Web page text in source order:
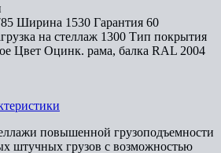
Ширина 1530 Гарантия 60
на стеллаж 1300 Тип покрытия
Цвет Оцинк. рама, балка RAL 2004
повышенной грузоподъемности
штучных грузов с возможностью